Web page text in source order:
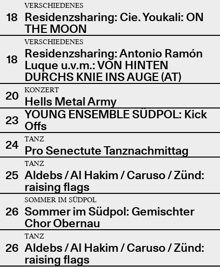
18
VERSCHIEDENES
Residenzsharing: Cie. Youkali: ON
THE MOON
18
VERSCHIEDENES
Residenzsharing: Antonio Ramón
Luque u.v.m.: VON HINTEN
DURCHS KNIE INS AUGE (AT)
20
KONZERT
Hells Metal Army
23 YOUNG ENSEMBLE SÜDPOL: Kick
Offs
24
TANZ
Pro Senectute Tanznachmittag
25
TANZ
Aldebs / Al Hakim / Caruso / Zünd:
raising flags
26
SOMMER IM SÜDPOL
Sommer im Südpol: Gemischter
Chor Obernau
26
TANZ
Aldebs / Al Hakim / Caruso / Zünd:
raising flags